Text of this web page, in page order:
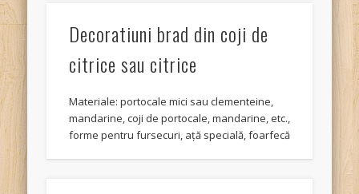
Decoratiuni brad din coji de
citrice sau citrice
Materiale: portocale mici sau clementeine,
mandarine, coji de portocale, mandarine, etc.,
forme pentru fursecuri, ață specială, foarfecă